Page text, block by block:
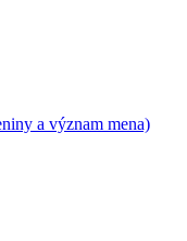
a význam mena)